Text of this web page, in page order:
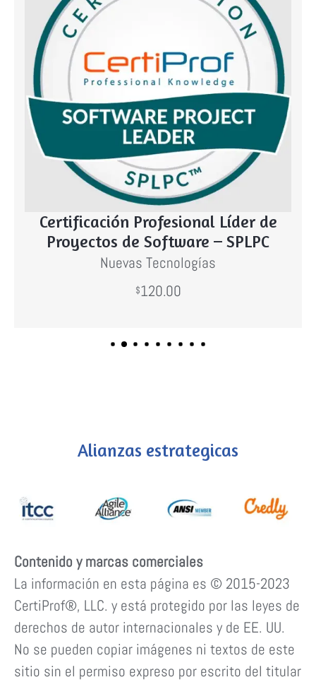
Profesional Líder de
de Software – SPLPC
Nuevas Tecnologías
Comprar
Alianzas estrategicas
Contenido y marcas comerciales
La información en esta página es © 2015-2023
CertiProf®, LLC. y está protegido por las leyes de
derechos de autor internacionales y de EE. UU.
No se pueden copiar imágenes ni textos de este
sitio sin el permiso expreso por escrito del titular